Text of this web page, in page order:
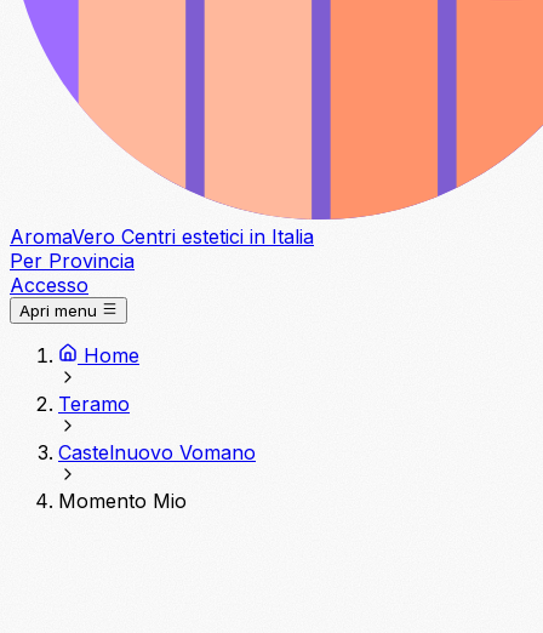
AromaVero Centri estetici in Italia
Per Provincia
Accesso
Apri menu
Home
Teramo
Castelnuovo Vomano
Momento Mio